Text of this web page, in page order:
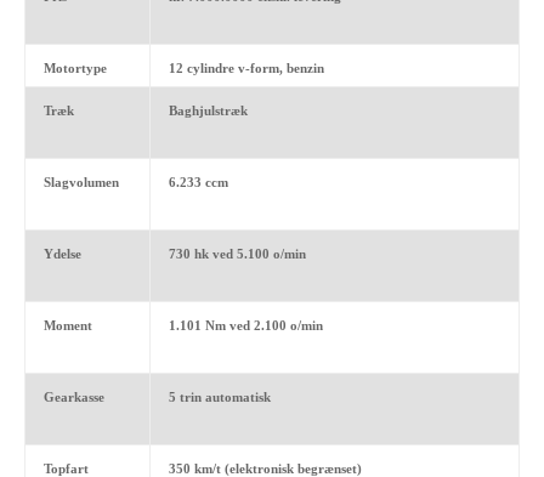
Motortype 12 cylindre v-form, benzin
Træk Baghjulstræk
Slagvolumen 6.233 ccm
Ydelse 730 hk ved 5.100 o/min
Moment 1.101 Nm ved 2.100 o/min
Gearkasse 5 trin automatisk
Topfart 350 km/t (elektronisk begrænset)